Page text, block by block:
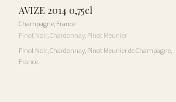
AVIZE 2014 0,75cl
Champagne,France
Pinot Noir, Chardonnay, Pinot Meunier
Pinot Noir, Chardonnay, Pinot Meunier de Champagne,
France.